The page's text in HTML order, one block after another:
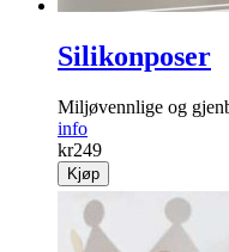
Silikonposer
Miljøvennlige og
info
kr249
Kjøp